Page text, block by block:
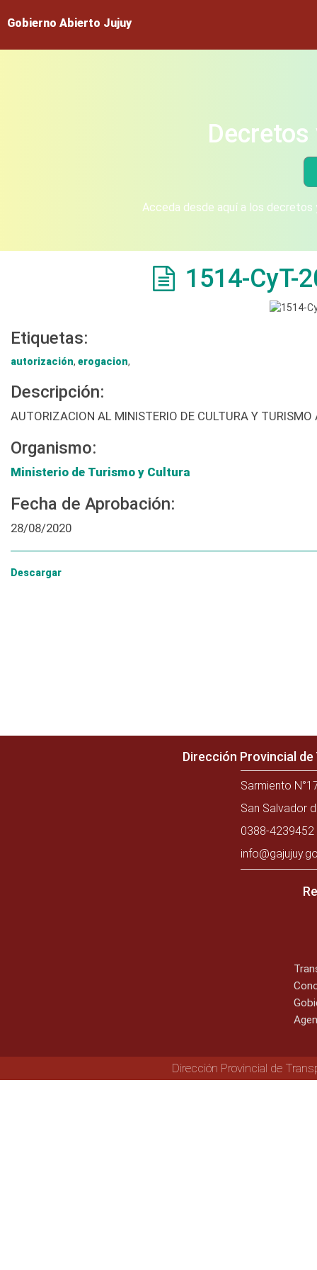
Gobierno Abierto Jujuy
Acceda desde aquí a los
1514-CyT-
Etiquetas:
autorización, erogacion,
Descripción:
AUTORIZACION AL MINISTERIO DE CULTURA Y TURISMO
Organismo:
Ministerio de Turismo y Cultura
Fecha de Aprobación:
28/08/2020
Descargar
Dirección Provincial
Sarmiento
San Salvador
0388-
Dirección Provincial de